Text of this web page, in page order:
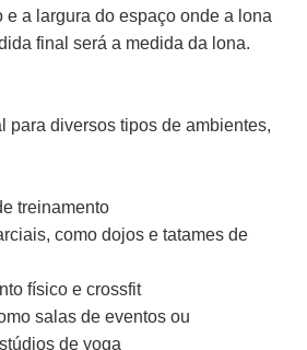
e a largura do espaço onde a lona
final será a medida da lona.
para diversos tipos de ambientes,
treinamento
como dojos e tatames de
físico e crossfit
salas de eventos ou
de yoga